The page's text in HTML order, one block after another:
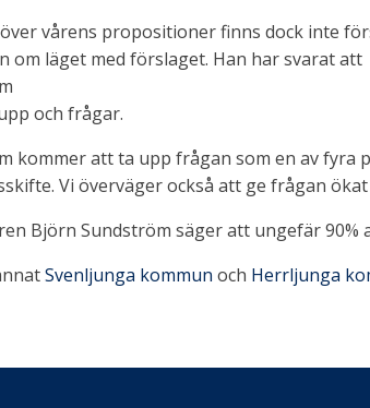
vårens propositioner finns dock inte
om läget med förslaget. Han har svarat
och frågar.
kommer att ta upp frågan som en av
Vi överväger också att ge frågan
Björn Sundström säger att ungefär
Svenljunga kommun och Herrljunga